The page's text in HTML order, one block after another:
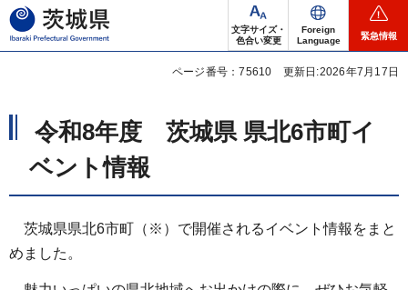
茨城県
文字サイズ・
色合い変更
Foreign
Language
緊急情報
ページ番号：75610 更新日:2026年7月17日
令和8年度 茨城県 県北6市町イ
ベント情報
茨城県県北6市町（※）で開催されるイベント情報をまと
めました。